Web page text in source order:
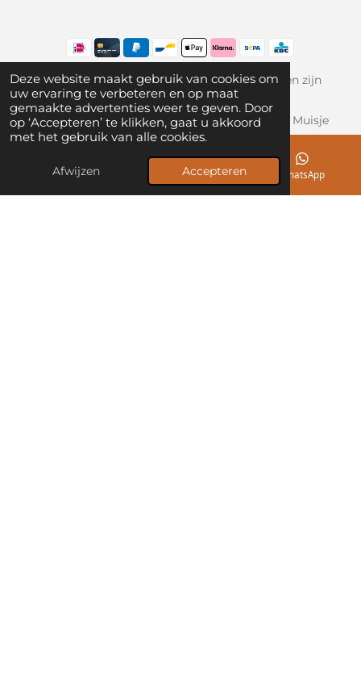
Deze website maakt gebruik van cookies om
uw ervaring te verbeteren en op maat
gemaakte advertenties weer te geven. Door
op ‘Accepteren’ te klikken, gaat u akkoord
met het gebruik van alle cookies.
Afwijzen Accepteren
Algemene voorwaarden| Privacy| Alle prijzen zijn
inclusief btw
© 2021-2025 Kruidenknuffels.nl, onderdeel van Muisje
Sensitief
E-mailadres Telefoonnummer WhatsApp